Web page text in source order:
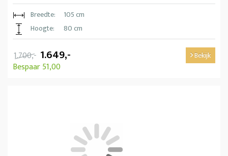
Breedte:
105 cm
Hoogte:
80 cm
1.700,- 1.649,-
Bespaar 51,00
Bekijk